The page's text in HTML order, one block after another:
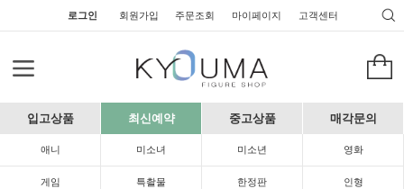
로그인 회원가입 주문조회 마이페이지 고객센터
입고상품 최신예약 중고상품 매각문의
애니 미소녀 미소년 영화
게임 특촬물 한정판 인형